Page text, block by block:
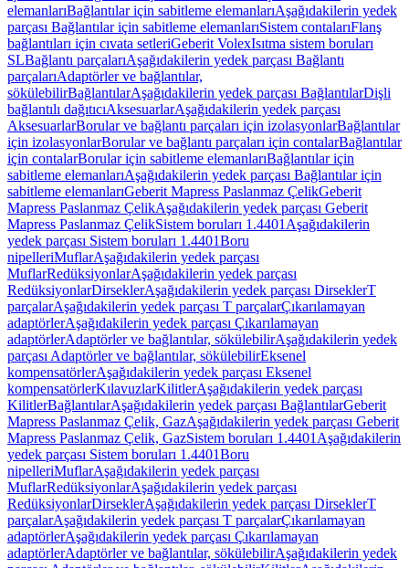
elemanlarıBağlantılar için sabitleme elemanlarıAşağıdakilerin yedek
parçası Bağlantılar için sabitleme elemanlarıSistem contalarıFlanş
bağlantıları için cıvata setleriGeberit VolexIsıtma sistem boruları
SLBağlantı parçalarıAşağıdakilerin yedek parçası Bağlantı
parçalarıAdaptörler ve bağlantılar,
sökülebilirBağlantılarAşağıdakilerin yedek parçası BağlantılarDişli
bağlantılı dağıtıcıAksesuarlarAşağıdakilerin yedek parçası
AksesuarlarBorular ve bağlantı parçaları için izolasyonlarBağlantılar
için izolasyonlarBorular ve bağlantı parçaları için contalarBağlantılar
için contalarBorular için sabitleme elemanlarıBağlantılar için
sabitleme elemanlarıAşağıdakilerin yedek parçası Bağlantılar için
sabitleme elemanlarıGeberit Mapress Paslanmaz ÇelikGeberit
Mapress Paslanmaz ÇelikAşağıdakilerin yedek parçası Geberit
Mapress Paslanmaz ÇelikSistem boruları 1.4401 Aşağıdakilerin
yedek parçası Sistem boruları 1.4401Boru
nipelleriMuflarAşağıdakilerin yedek parçası
MuflarRedüksiyonlarAşağıdakilerin yedek parçası
RedüksiyonlarDirseklerAşağıdakilerin yedek parçası DirseklerT
parçalarAşağıdakilerin yedek parçası T parçalarÇıkarılamayan
adaptörlerAşağıdakilerin yedek parçası Çıkarılamayan
adaptörlerAdaptörler ve bağlantılar, sökülebilirAşağıdakilerin yedek
parçası Adaptörler ve bağlantılar, sökülebilirEksenel
kompensatörlerAşağıdakilerin yedek parçası Eksenel
kompensatörlerKılavuzlarKilitlerAşağıdakilerin yedek parçası
KilitlerBağlantılarAşağıdakilerin yedek parçası BağlantılarGeberit
Mapress Paslanmaz Çelik, GazAşağıdakilerin yedek parçası Geberit
Mapress Paslanmaz Çelik, GazSistem boruları 1.4401 Aşağıdakilerin
yedek parçası Sistem boruları 1.4401Boru
nipelleriMuflarAşağıdakilerin yedek parçası
MuflarRedüksiyonlarAşağıdakilerin yedek parçası
RedüksiyonlarDirseklerAşağıdakilerin yedek parçası DirseklerT
parçalarAşağıdakilerin yedek parçası T parçalarÇıkarılamayan
adaptörlerAşağıdakilerin yedek parçası Çıkarılamayan
adaptörlerAdaptörler ve bağlantılar, sökülebilirAşağıdakilerin yedek